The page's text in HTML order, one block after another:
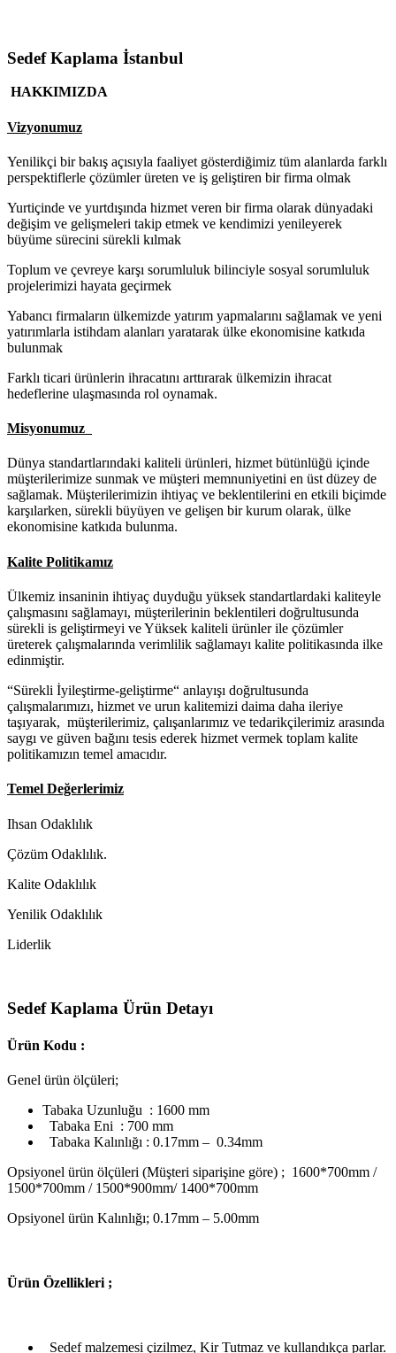
Sedef Kaplama İstanbul
HAKKIMIZDA
Vizyonumuz
Yenilikçi bir bakış açısıyla faaliyet gösterdiğimiz tüm alanlarda farklı
perspektiflerle çözümler üreten ve iş geliştiren bir firma olmak
Yurtiçinde ve yurtdışında hizmet veren bir firma olarak dünyadaki
değişim ve gelişmeleri takip etmek ve kendimizi yenileyerek
büyüme sürecini sürekli kılmak
Toplum ve çevreye karşı sorumluluk bilinciyle sosyal sorumluluk
projelerimizi hayata geçirmek
Yabancı firmaların ülkemizde yatırım yapmalarını sağlamak ve yeni
yatırımlarla istihdam alanları yaratarak ülke ekonomisine katkıda
bulunmak
Farklı ticari ürünlerin ihracatını arttırarak ülkemizin ihracat
hedeflerine ulaşmasında rol oynamak.
Misyonumuz
Dünya standartlarındaki kaliteli ürünleri, hizmet bütünlüğü içinde
müşterilerimize sunmak ve müşteri memnuniyetini en üst düzey de
sağlamak. Müşterilerimizin ihtiyaç ve beklentilerini en etkili biçimde
karşılarken, sürekli büyüyen ve gelişen bir kurum olarak, ülke
ekonomisine katkıda bulunma.
Kalite Politikamız
Ülkemiz insaninin ihtiyaç duyduğu yüksek standartlardaki kaliteyle
çalışmasını sağlamayı, müşterilerinin beklentileri doğrultusunda
sürekli is geliştirmeyi ve Yüksek kaliteli ürünler ile çözümler
üreterek çalışmalarında verimlilik sağlamayı kalite politikasında ilke
edinmiştir.
“Sürekli İyileştirme-geliştirme“ anlayışı doğrultusunda
çalışmalarımızı, hizmet ve urun kalitemizi daima daha ileriye
taşıyarak, müşterilerimiz, çalışanlarımız ve tedarikçilerimiz arasında
saygı ve güven bağını tesis ederek hizmet vermek toplam kalite
politikamızın temel amacıdır.
Temel Değerlerimiz
Ihsan Odaklılık
Çözüm Odaklılık.
Kalite Odaklılık
Yenilik Odaklılık
Liderlik
Sedef Kaplama Ürün Detayı
Ürün Kodu :
Genel ürün ölçüleri;
Tabaka Uzunluğu : 1600 mm
Tabaka Eni : 700 mm
Tabaka Kalınlığı : 0.17mm – 0.34mm
Opsiyonel ürün ölçüleri (Müşteri siparişine göre) ; 1600*700mm /
1500*700mm / 1500*900mm/ 1400*700mm
Opsiyonel ürün Kalınlığı; 0.17mm – 5.00mm
Ürün Özellikleri ;
Sedef malzemesi çizilmez, Kir Tutmaz ve kullandıkça parlar.